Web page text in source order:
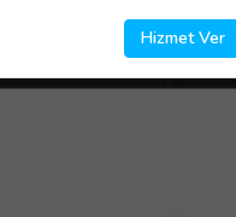
Hizmet Ver